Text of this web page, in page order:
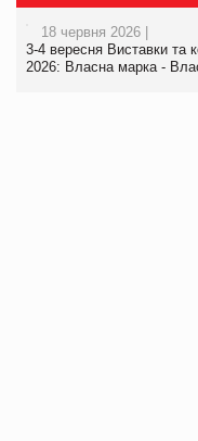
18 червня 2026 |
3-4 вересня Виставки та
2026: Власна марка -